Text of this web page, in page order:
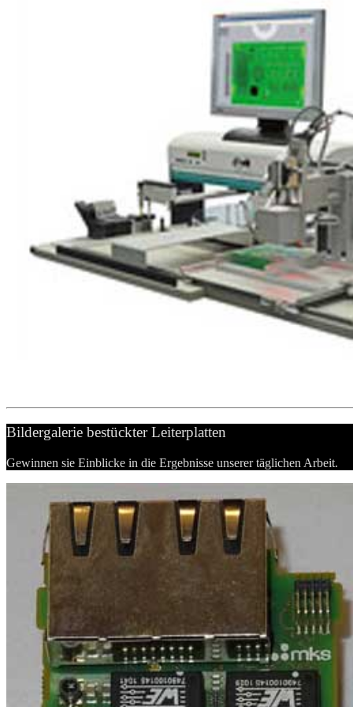
Bildergalerie bestückter Leiterplatten
Gewinnen sie Einblicke in die Ergebnisse unserer täglichen Arbeit.